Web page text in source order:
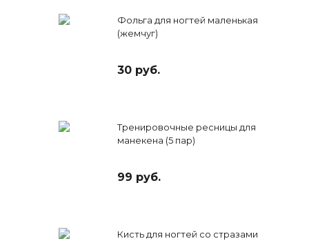
Фольга для ногтей маленькая
(жемчуг)
30 руб.
Тренировочные ресницы для
манекена (5 пар)
99 руб.
Кисть для ногтей со стразами